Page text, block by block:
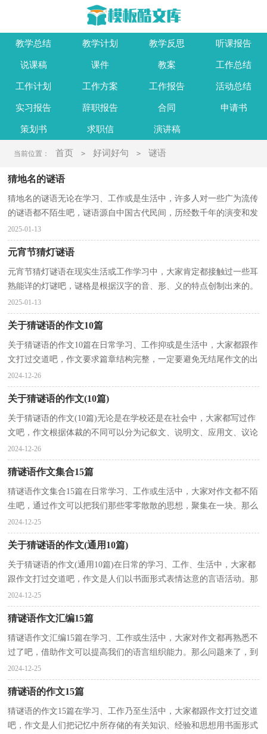
教学总结 教学计划 教学反思 听课报告
说课稿 课件 教案 工作总结
工作计划 工作方案 工作报告 活动总结
实习报告 辞职报告 合同 申请书
策划书 求职信 演讲稿
当前位置： 首页 > 好词好句 > 谜语
猜地名的谜语
猜地名的谜语无论在学习、工作或是生活中，许多人对一些广为流传
的谜语都不陌生吧，谜语源自中国古代民间，历经数千年的演变和发
展，它是中国古代劳动人民集体智慧创造的文化产物。...
2025-01-13
元宵节猜灯谜语
元宵节猜灯谜语在现实生活或工作学习中，大家肯定都接触过一些耳
熟能详的灯谜吧，谜格是根据汉字的音、形、义的特点创制出来的。
它的作用在于对谜底的结构进行新的组合、调整、...
2025-01-13
关于猜谜语的作文10篇
关于猜谜语的作文10篇在日常学习、工作抑或是生活中，大家都跟作
文打过交道吧，作文要求篇章结构完整，一定要避免无结尾作文的出
现。还是对作文一筹莫展吗？以下是小编为大家收集的...
2024-12-26
关于猜谜语的作文(10篇)
关于猜谜语的作文(10篇)无论是在学校还是在社会中，大家都写过作
文吧，作文根据体裁的不同可以分为记叙文、说明文、应用文、议论
文。那么一般作文是怎么写的呢？下面是小编帮大家...
2024-12-26
猜谜语作文集合15篇
猜谜语作文集合15篇在日常学习、工作或生活中，大家对作文都不陌
生吧，通过作文可以把我们那些零零散散的思想，聚集在一块。那么
你有了解过作文吗？下面是小编为大家整理的猜谜语作...
2024-12-25
关于猜谜语的作文(通用10篇)
关于猜谜语的作文(通用10篇)在日常的学习、工作、生活中，大家都
跟作文打过交道吧，作文是人们以书面形式表情达意的言语活动。那
么一般作文是怎么写的呢？下面是小编为大家整理的...
2024-12-25
猜谜语作文汇编15篇
猜谜语作文汇编15篇在学习、工作或生活中，大家对作文都再熟悉不
过了吧，借助作文可以提高我们的语言组织能力。那么问题来了，到
底应如何写一篇优秀的作文呢？下面是小编为大家整理...
2024-12-25
猜谜语的作文15篇
猜谜语的作文15篇在学习、工作乃至生活中，大家都跟作文打过交道
吧，作文是人们把记忆中所存储的有关知识、经验和思想用书面形式